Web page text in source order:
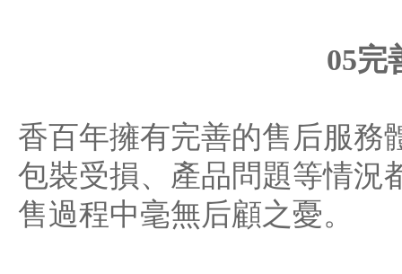
05完
香百年擁有完善的售后服務
包裝受損、產品問題等情況
售過程中毫無后顧之憂。